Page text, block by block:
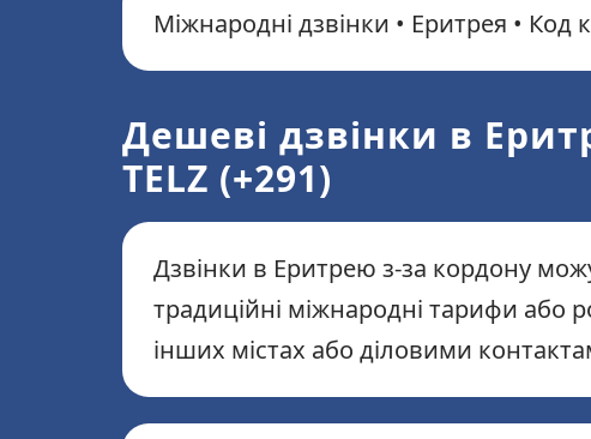
Міжнародні дзвінки • Еритрея • Код
Дешеві дзвінки в
TELZ (+291)
Дзвінки в Еритрею з-за кордону
традиційні міжнародні тарифи або
інших містах або діловими